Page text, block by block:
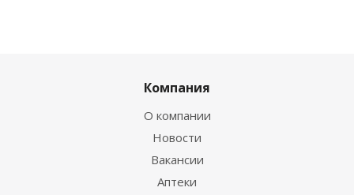
Компания
О компании
Новости
Вакансии
Аптеки